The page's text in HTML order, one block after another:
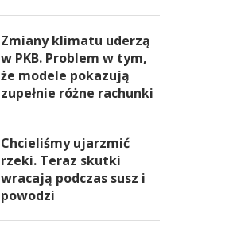
Zmiany klimatu uderzą
w PKB. Problem w tym,
że modele pokazują
zupełnie różne rachunki
Chcieliśmy ujarzmić
rzeki. Teraz skutki
wracają podczas susz i
powodzi